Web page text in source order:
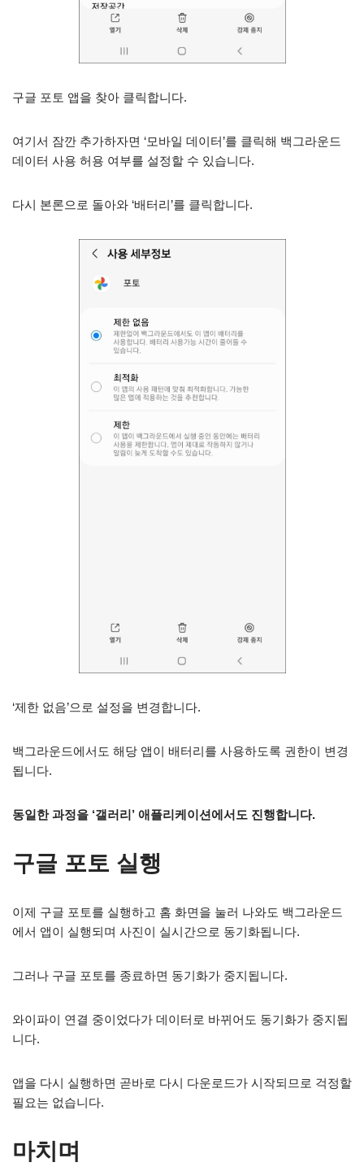
구글 포토 앱을 찾아 클릭합니다.
여기서 잠깐 추가하자면 ‘모바일 데이터’를 클릭해 백그라운드
데이터 사용 허용 여부를 설정할 수 있습니다.
다시 본론으로 돌아와 ‘배터리’를 클릭합니다.
‘제한 없음’으로 설정을 변경합니다.
백그라운드에서도 해당 앱이 배터리를 사용하도록 권한이 변경
됩니다.
동일한 과정을 ‘갤러리’ 애플리케이션에서도 진행합니다.
구글 포토 실행
이제 구글 포토를 실행하고 홈 화면을 눌러 나와도 백그라운드
에서 앱이 실행되며 사진이 실시간으로 동기화됩니다.
그러나 구글 포토를 종료하면 동기화가 중지됩니다.
와이파이 연결 중이었다가 데이터로 바뀌어도 동기화가 중지됩
니다.
앱을 다시 실행하면 곧바로 다시 다운로드가 시작되므로 걱정할
필요는 없습니다.
마치며